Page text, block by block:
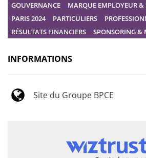
GOUVERNANCE
MARQUE EMPLOYEUR &
PARIS 2024
PARTICULIERS
RÉSULTATS FINANCIERS
SPONSORING &
INFORMATIONS
Site du Groupe BPCE